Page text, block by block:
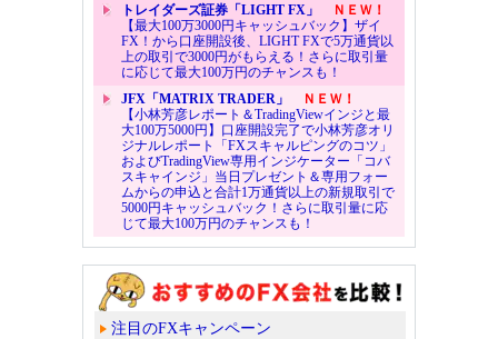
トレイダーズ証券「LIGHT FX」
ＮＥＷ！
【最大100万3000円キャッシュバック】ザイ
FX！から口座開設後、LIGHT FXで5万通貨以
上の取引で3000円がもらえる！さらに取引量
に応じて最大100万円のチャンスも！
JFX「MATRIX TRADER」
ＮＥＷ！
【小林芳彦レポート＆TradingViewインジと最
大100万5000円】口座開設完了で小林芳彦オリ
ジナルレポート「FXスキャルピングのコツ」
およびTradingView専用インジケーター「コバ
スキャインジ」当日プレゼント＆専用フォー
ムからの申込と合計1万通貨以上の新規取引で
5000円キャッシュバック！さらに取引量に応
じて最大100万円のチャンスも！
注目のFXキャンペーン